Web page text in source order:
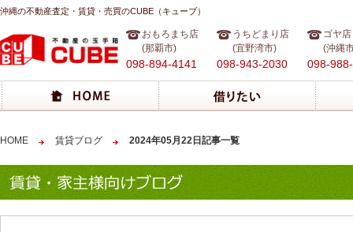
沖縄の不動産査定・賃貸・売買のCUBE（キューブ）
おもろまち店
(那覇市)
098-894-4141
うちどまり店
(宜野湾市)
098-943-2030
ゴヤ店
(沖縄
098-
HOME 賃貸ブログ 2024年05月22日記事一覧